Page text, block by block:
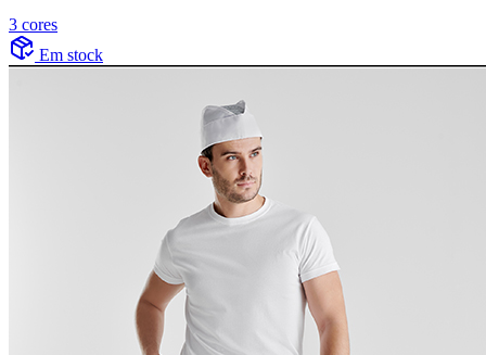
3 cores
Em stock